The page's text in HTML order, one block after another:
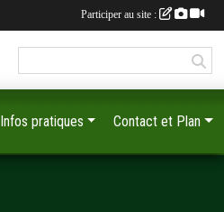
Infos pratiques Contact et Plan
Participer au site :